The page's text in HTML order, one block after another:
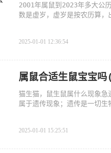
2001年属鼠到2023年多大公
数是虚岁，虚岁是按农历算
2025-01-01 12:36:54
属鼠合适生鼠宝宝
猫生猫，鼠生鼠属什么现象
属于遗传现象；遗传是一切
2025-01-01 15:25:51